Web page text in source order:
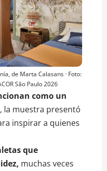
de Marta Calasans · Foto:
São Paulo 2026
como un
la muestra presentó
inspirar a quienes
que
muchas veces